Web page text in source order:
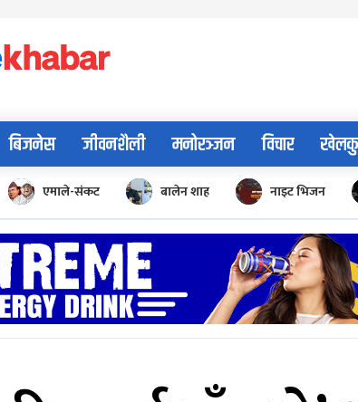
बिजनेस जीवनशैली मनोरञ्जन विचार
एमाले-संकट बालेन शाह नाइट भिजन